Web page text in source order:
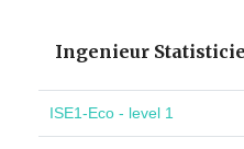
Ingenieur
ISE1-Eco - level 1